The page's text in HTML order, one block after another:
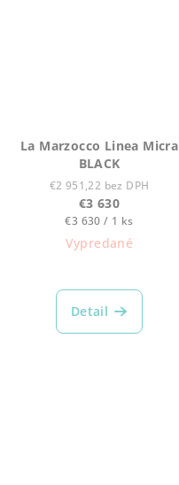
La Marzocco Linea Micra
BLACK
€2 951,22 bez DPH
€3 630
Jednotková
cena:
€3 630 / 1 ks
Vypredané
Detail